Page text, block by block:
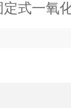
式一氧化